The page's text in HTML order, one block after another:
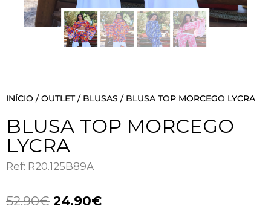
INÍCIO /OUTLET/ BLUSAS / BLUSA TOP MORCEGO LYCRA
BLUSA TOP MORCEGO
LYCRA
Ref: R20.125B89A
52.90€ 24.90€